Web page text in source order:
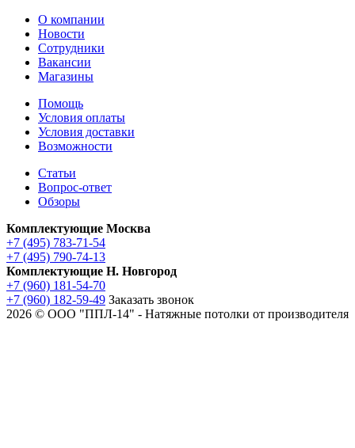
О компании
Новости
Сотрудники
Вакансии
Магазины
Помощь
Условия оплаты
Условия доставки
Возможности
Статьи
Вопрос-ответ
Обзоры
Комплектующие Москва
+7 (495) 783-71-54
+7 (495) 790-74-13
Комплектующие Н. Новгород
+7 (960) 181-54-70
+7 (960) 182-59-49 Заказать звонок
2026 © ООО "ППЛ-14" - Натяжные потолки от производителя